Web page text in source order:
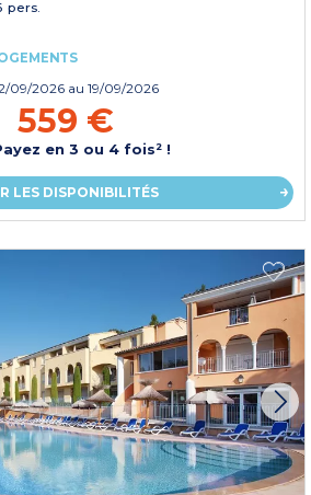
pers.
09/2026 au 19/09/2026
559 €
en 3 ou 4 fois² !
LES DISPONIBILITÉS